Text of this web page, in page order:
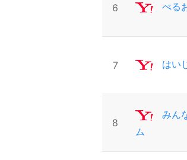
6 べる
7 はい
8
みん
ム